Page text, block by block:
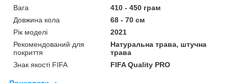
Вага
410 - 450 грам
Довжина кола
68 - 70 см
Рік моделі
2021
Рекомендований для
покриття
Натуральна трава, штучна
трава
Знак якості FIFA
FIFA Quality PRO